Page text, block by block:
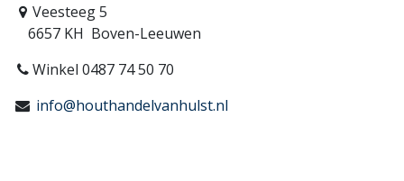
Veesteeg 5
6657 KH Boven-Leeuwen
Winkel 0487 74 50 70
info@houthandelvanhulst.nl